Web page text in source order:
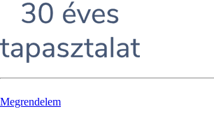
Megrendelem